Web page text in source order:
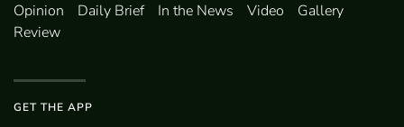
Opinion Daily Brief In the News Video
Gallery
Review
GET THE APP